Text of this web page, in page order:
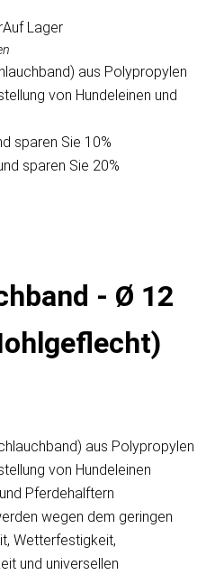
Auf Lager
aus Polypropylen
von Hundeleinen und
sparen Sie 10%
sparen Sie 20%
- Ø 12
aus Polypropylen
von Hundeleinen
Pferdehalftern
wegen dem geringen
Wetterfestigkeit,
und universellen